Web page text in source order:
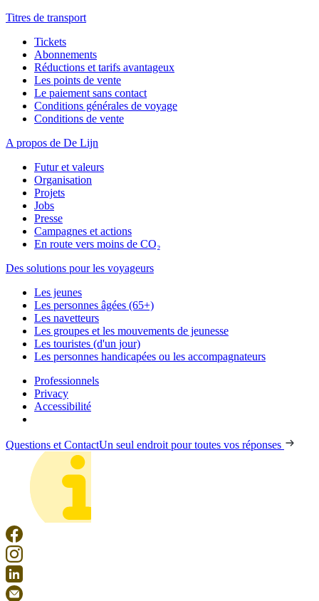
Titres de transport
Tickets
Abonnements
Réductions et tarifs avantageux
Les points de vente
Le paiement sans contact
Conditions générales de voyage
Conditions de vente
A propos de De Lijn
Futur et valeurs
Organisation
Projets
Jobs
Presse
Campagnes et actions
En route vers moins de CO₂
Des solutions pour les voyageurs
Les jeunes
Les personnes âgées (65+)
Les navetteurs
Les groupes et les mouvements de jeunesse
Les touristes (d'un jour)
Les personnes handicapées ou les accompagnateurs
Professionnels
Privacy
Accessibilité
Questions et ContactUn seul endroit pour toutes vos réponses